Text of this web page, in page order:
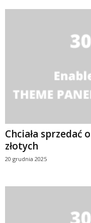
Chciała sprzedać
złotych
20 grudnia 2025